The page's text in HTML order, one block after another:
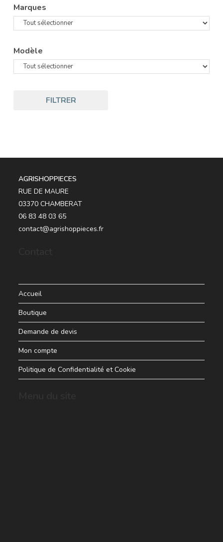
Marques
Modèle
FILTRER
AGRISHOPPIECES
RUE DE MAURE
03370 CHAMBERAT
06 83 48 03 65
contact@agrishoppieces.fr
Accueil
Boutique
Demande de devis
Mon compte
Politique de Confidentialité et Cookie